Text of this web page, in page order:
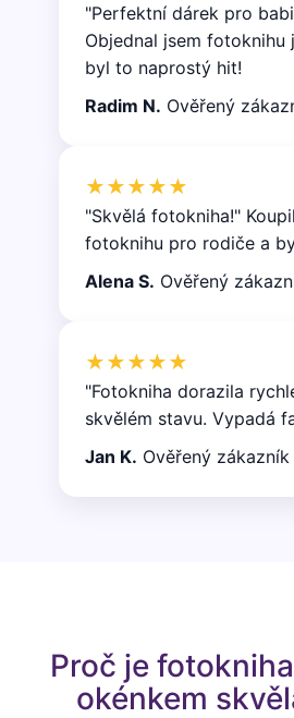
"Perfektní dárek pro
Objednal jsem fotoknihu
byl to naprostý hit!
Radim N. Ověřený
★★★★★
"Skvělá fotokniha!"
fotoknihu pro rodiče a
Alena S. Ověřený
★★★★★
"Fotokniha dorazila
skvělém stavu. Vypadá
Jan K. Ověřený zákazník
Proč je
okénkem